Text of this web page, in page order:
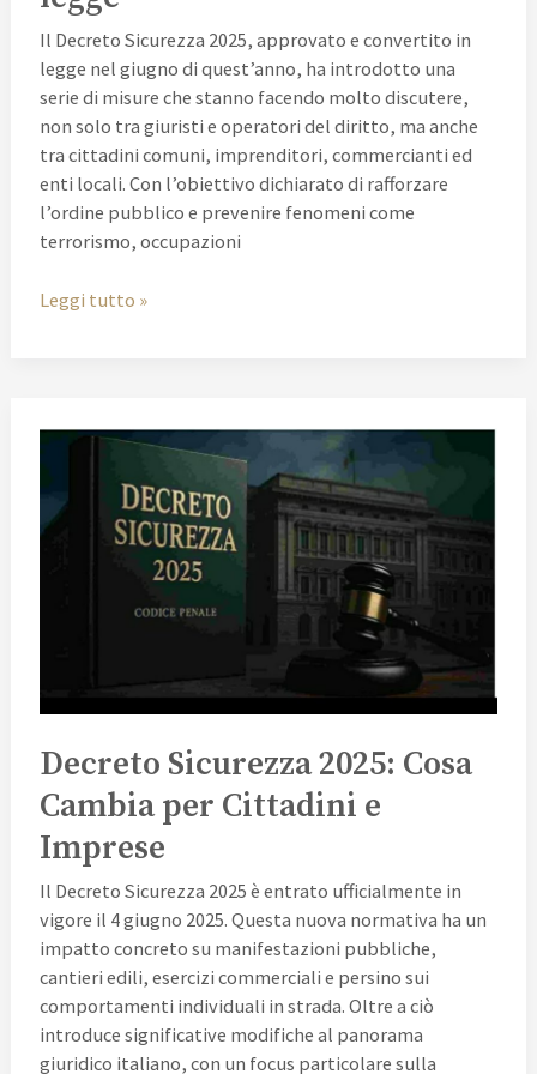
Il Decreto Sicurezza 2025, approvato e convertito in
legge nel giugno di quest’anno, ha introdotto una
serie di misure che stanno facendo molto discutere,
non solo tra giuristi e operatori del diritto, ma anche
tra cittadini comuni, imprenditori, commercianti ed
enti locali. Con l’obiettivo dichiarato di rafforzare
l’ordine pubblico e prevenire fenomeni come
terrorismo, occupazioni
Leggi tutto »
Decreto Sicurezza 2025: Cosa
Cambia per Cittadini e
Imprese
Il Decreto Sicurezza 2025 è entrato ufficialmente in
vigore il 4 giugno 2025. Questa nuova normativa ha un
impatto concreto su manifestazioni pubbliche,
cantieri edili, esercizi commerciali e persino sui
comportamenti individuali in strada. Oltre a ciò
introduce significative modifiche al panorama
giuridico italiano, con un focus particolare sulla
Decreto
2025:
Cosa